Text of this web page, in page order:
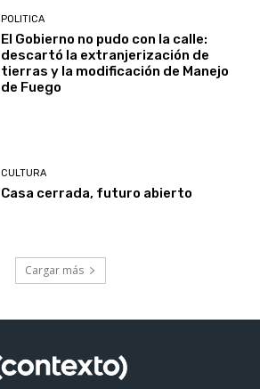
POLITICA
El Gobierno no pudo con la calle:
descartó la extranjerización de
tierras y la modificación de Manejo
de Fuego
CULTURA
Casa cerrada, futuro abierto
Cargar más